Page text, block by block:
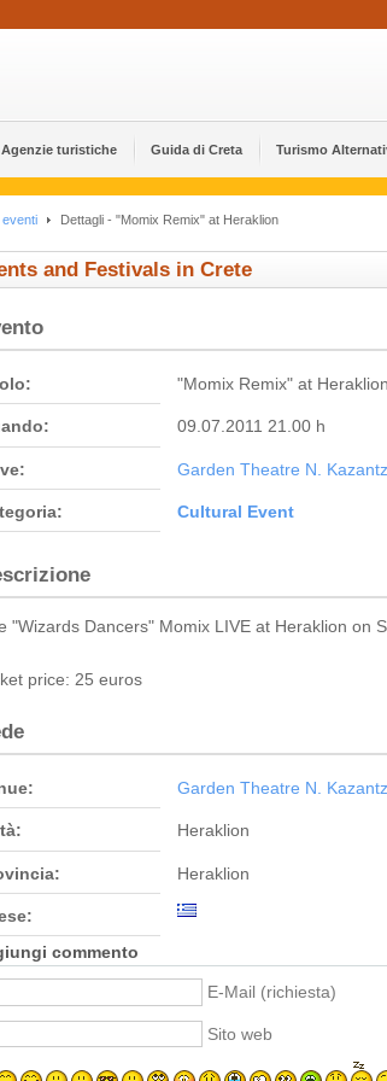
Agenzie turistiche Guida di Creta Turismo
eventi Dettagli - "Momix Remix" at Heraklion
and Festivals in Crete
"Momix Remix" at Heraklion
09.07.2011 21.00 h
Garden Theatre N.
Cultural Event
"Wizards Dancers" Momix LIVE at Heraklion on
price: 25 euros
Garden Theatre N.
Heraklion
Heraklion
commento
E-Mail (richiesta)
Sito web